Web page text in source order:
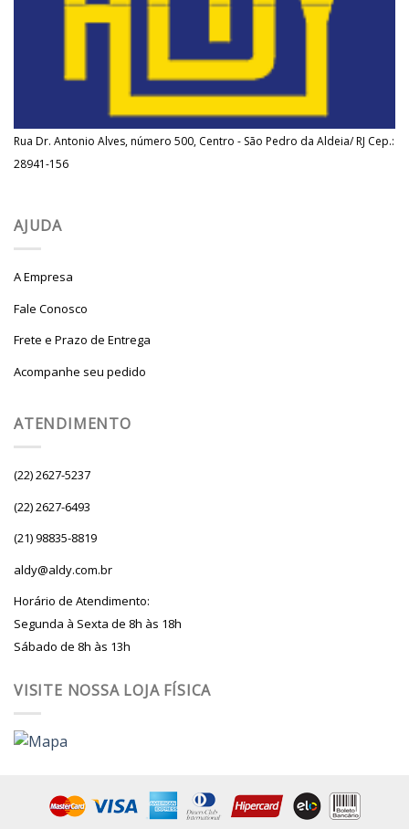
Rua Dr. Antonio Alves, número 500, Centro - São Pedro da Aldeia/ RJ Cep.:
28941-156
AJUDA
A Empresa
Fale Conosco
Frete e Prazo de Entrega
Acompanhe seu pedido
ATENDIMENTO
(22) 2627-5237
(22) 2627-6493
(21) 98835-8819
aldy@aldy.com.br
Horário de Atendimento:
Segunda à Sexta de 8h às 18h
Sábado de 8h às 13h
VISITE NOSSA LOJA FÍSICA